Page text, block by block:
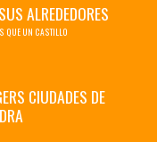
ALREDEDORES
QUE UN CASTILLO
CIUDADES DE